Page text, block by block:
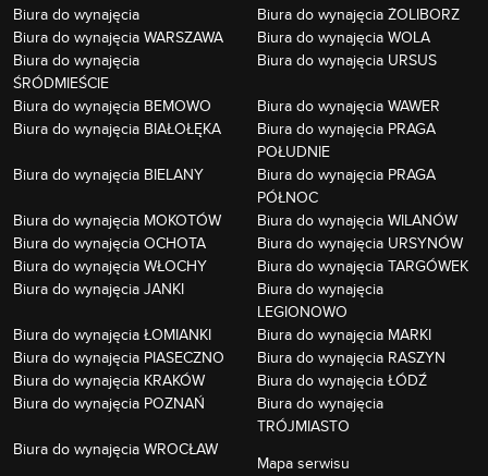
Biura do wynajęcia
Biura do wynajęcia ŻOLIBORZ
Biura do wynajęcia WARSZAWA
Biura do wynajęcia WOLA
Biura do wynajęcia
ŚRÓDMIEŚCIE
Biura do wynajęcia URSUS
Biura do wynajęcia BEMOWO
Biura do wynajęcia WAWER
Biura do wynajęcia BIAŁOŁĘKA
Biura do wynajęcia PRAGA
POŁUDNIE
Biura do wynajęcia BIELANY
Biura do wynajęcia PRAGA
PÓŁNOC
Biura do wynajęcia MOKOTÓW
Biura do wynajęcia WILANÓW
Biura do wynajęcia OCHOTA
Biura do wynajęcia URSYNÓW
Biura do wynajęcia WŁOCHY
Biura do wynajęcia TARGÓWEK
Biura do wynajęcia JANKI
Biura do wynajęcia
LEGIONOWO
Biura do wynajęcia ŁOMIANKI
Biura do wynajęcia MARKI
Biura do wynajęcia PIASECZNO
Biura do wynajęcia RASZYN
Biura do wynajęcia KRAKÓW
Biura do wynajęcia ŁÓDŹ
Biura do wynajęcia POZNAŃ
Biura do wynajęcia
TRÓJMIASTO
Biura do wynajęcia WROCŁAW
Mapa serwisu